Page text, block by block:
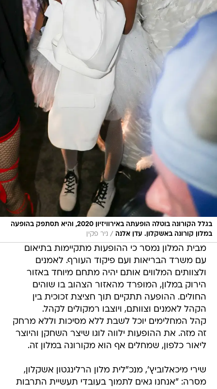
בגלל הקורונה בוטלה הופעתה באירוויזיון 2020, והיא תסתפק בהופעה
במלון קורונה באשקלון. עדן אלנה / ניר פקין
מבית המלון נמסר כי ההופעות מתקיימות בתיאום
עם משרד הבריאות ועם פיקוד העורף. לאמנים
ולצוותים המלווים אותם יהיה מתחם מיוחד באזור
הירוק במלון, המופרד מהאזור הצהוב בו שוהים
החולים. ההופעה תתקיים תוך חציצת זכוכית בין
הקהל לאמנים וצוותם, ויוצבו רמקולים לקהל.
קהל המחלימים יוכל לשבת ללא מסיכות וללא מרחק
זה מזה. את ההופעות ילווה לוגו שיצר השחקן והיוצר
ליאור כלפון, שמחלים אף הוא מקורונה במלון זה.
שירי מיכאלוביץ', מנכ"לית מלון הרלינגטון אשקלון,
מסרה: "אנחנו גאים לתמוך בעובדי תעשיית התרבות